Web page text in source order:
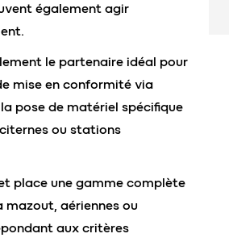
également agir
le partenaire idéal pour
mise en conformité via
pose de matériel spécifique
ou stations
place une gamme complète
mazout, aériennes ou
aux critères